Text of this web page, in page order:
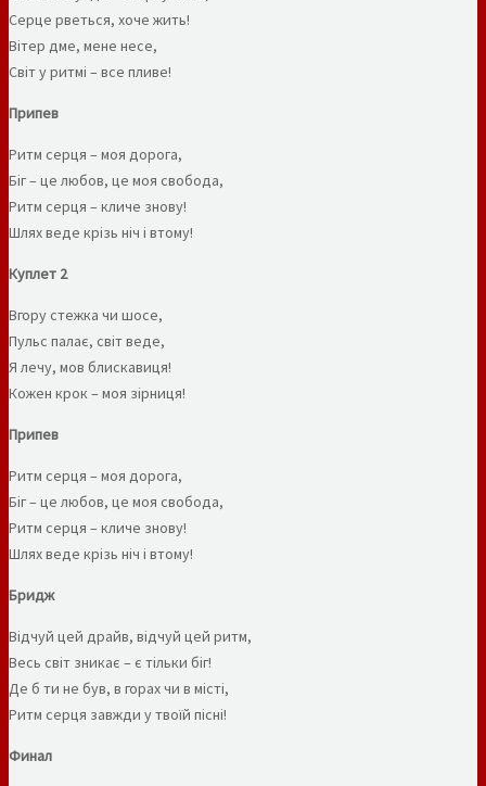
Серце рветься, хоче жить!
Вітер дме, мене несе,
Світ у ритмі – все пливе!
Припев
Ритм серця – моя дорога,
Біг – це любов, це моя свобода,
Ритм серця – кличе знову!
Шлях веде крізь ніч і втому!
Куплет 2
Вгору стежка чи шосе,
Пульс палає, світ веде,
Я лечу, мов блискавиця!
Кожен крок – моя зірниця!
Припев
Ритм серця – моя дорога,
Біг – це любов, це моя свобода,
Ритм серця – кличе знову!
Шлях веде крізь ніч і втому!
Бридж
Відчуй цей драйв, відчуй цей ритм,
Весь світ зникає – є тільки біг!
Де б ти не був, в горах чи в місті,
Ритм серця завжди у твоїй пісні!
Финал